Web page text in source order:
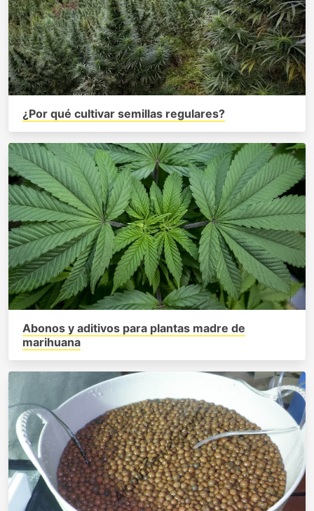
¿Por qué cultivar semillas regulares?
Abonos y aditivos para plantas madre de
marihuana